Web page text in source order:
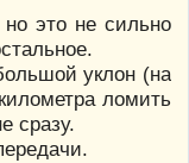
это не сильно
уклон (на
ломить
сразу.